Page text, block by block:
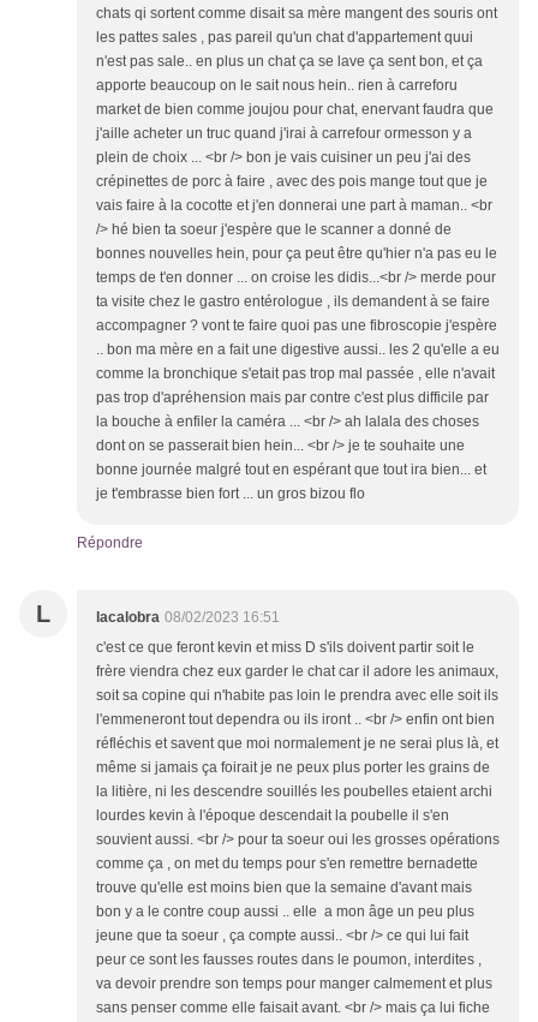
chats qi sortent comme disait sa mère mangent des souris ont
les pattes sales , pas pareil qu'un chat d'appartement quui
n'est pas sale.. en plus un chat ça se lave ça sent bon, et ça
apporte beaucoup on le sait nous hein.. rien à carreforu
market de bien comme joujou pour chat, enervant faudra que
j'aille acheter un truc quand j'irai à carrefour ormesson y a
plein de choix ... <br /> bon je vais cuisiner un peu j'ai des
crépinettes de porc à faire , avec des pois mange tout que je
vais faire à la cocotte et j'en donnerai une part à maman.. <br
/> hé bien ta soeur j'espère que le scanner a donné de
bonnes nouvelles hein, pour ça peut être qu'hier n'a pas eu le
temps de t'en donner ... on croise les didis...<br /> merde pour
ta visite chez le gastro entérologue , ils demandent à se faire
accompagner ? vont te faire quoi pas une fibroscopie j'espère
.. bon ma mère en a fait une digestive aussi.. les 2 qu'elle a eu
comme la bronchique s'etait pas trop mal passée , elle n'avait
pas trop d'apréhension mais par contre c'est plus difficile par
la bouche à enfiler la caméra ... <br /> ah lalala des choses
dont on se passerait bien hein... <br /> je te souhaite une
bonne journée malgré tout en espérant que tout ira bien... et
je t'embrasse bien fort ... un gros bizou flo
Répondre
L lacalobra 08/02/2023 16:51
c'est ce que feront kevin et miss D s'ils doivent partir soit le
frère viendra chez eux garder le chat car il adore les animaux,
soit sa copine qui n'habite pas loin le prendra avec elle soit ils
l'emmeneront tout dependra ou ils iront .. <br /> enfin ont bien
réfléchis et savent que moi normalement je ne serai plus là, et
même si jamais ça foirait je ne peux plus porter les grains de
la litière, ni les descendre souillés les poubelles etaient archi
lourdes kevin à l'époque descendait la poubelle il s'en
souvient aussi. <br /> pour ta soeur oui les grosses opérations
comme ça , on met du temps pour s'en remettre bernadette
trouve qu'elle est moins bien que la semaine d'avant mais
bon y a le contre coup aussi .. elle a mon âge un peu plus
jeune que ta soeur , ça compte aussi.. <br /> ce qui lui fait
peur ce sont les fausses routes dans le poumon, interdites ,
va devoir prendre son temps pour manger calmement et plus
sans penser comme elle faisait avant. <br /> mais ça lui fiche